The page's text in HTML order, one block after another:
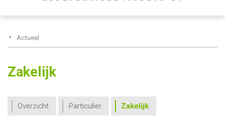
Actueel
Zakelijk
Overzicht Particulier Zakelijk